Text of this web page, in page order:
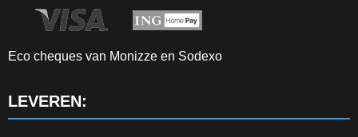
Eco cheques van Monizze en Sodexo
LEVEREN: